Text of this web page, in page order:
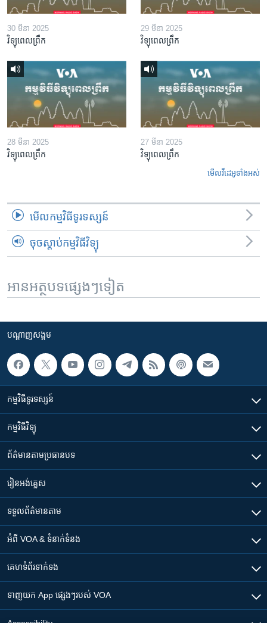
30 មីនា 2025
វិទ្យុពេលព្រឹក
29 មីនា 2025
វិទ្យុពេលព្រឹក
28 មីនា 2025
វិទ្យុពេលព្រឹក
27 មីនា 2025
វិទ្យុពេលព្រឹក
មើល​វីដេអូ​ទាំង​អស់
មើល​កម្មវិធី​ទូរទស្សន៍
ចុចស្តាប់កម្មវិធីវិទ្យុ
អានអត្ថបទផ្សេងៗទៀត
បណ្តាញ​សង្គម
កម្មវិធី​ទូរទស្សន៍
កម្មវិធី​វិទ្យុ
ព័ត៌មាន​តាមប្រធានបទ​
រៀន​​អង់គ្លេស
ទទួល​ព័ត៌មាន​តាម
អំពី​ VOA & ទំនាក់ទំនង
គេហទំព័រ​​ទាក់ទង
ទាញយក​ App ផ្សេងៗ​របស់​ VOA